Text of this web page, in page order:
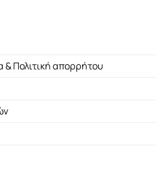
Πολιτική απορρήτου